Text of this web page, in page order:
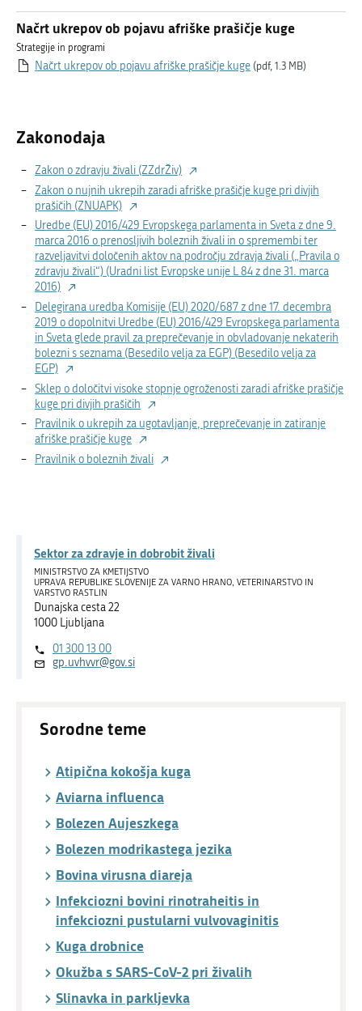
Načrt ukrepov ob pojavu afriške prašičje kuge
Strategije in programi
Načrt ukrepov ob pojavu afriške prašičje kuge (pdf, 1.3 MB)
Zakonodaja
Zakon o zdravju živali (ZZdrŽiv)
Zakon o nujnih ukrepih zaradi afriške prašičje kuge pri divjih
prašičih (ZNUAPK)
Uredbe (EU) 2016/429 Evropskega parlamenta in Sveta z dne 9.
marca 2016 o prenosljivih boleznih živali in o spremembi ter
razveljavitvi določenih aktov na področju zdravja živali („Pravila o
zdravju živali“) (Uradni list Evropske unije L 84 z dne 31. marca
2016)
Delegirana uredba Komisije (EU) 2020/687 z dne 17. decembra
2019 o dopolnitvi Uredbe (EU) 2016/429 Evropskega parlamenta
in Sveta glede pravil za preprečevanje in obvladovanje nekaterih
bolezni s seznama (Besedilo velja za EGP) (Besedilo velja za
EGP)
Sklep o določitvi visoke stopnje ogroženosti zaradi afriške prašičje
kuge pri divjih prašičih
Pravilnik o ukrepih za ugotavljanje, preprečevanje in zatiranje
afriške prašičje kuge
Pravilnik o boleznih živali
Sektor za zdravje in dobrobit živali
MINISTRSTVO ZA KMETIJSTVO
UPRAVA REPUBLIKE SLOVENIJE ZA VARNO HRANO, VETERINARSTVO IN
VARSTVO RASTLIN
Dunajska cesta 22
1000 Ljubljana
01 300 13 00
gp.uvhvvr@gov.si
Sorodne teme
Atipična kokošja kuga
Aviarna influenca
Bolezen Aujeszkega
Bolezen modrikastega jezika
Bovina virusna diareja
Infekciozni bovini rinotraheitis in
infekciozni pustularni vulvovaginitis
Kuga drobnice
Okužba s SARS-CoV-2 pri živalih
Slinavka in parkljevka